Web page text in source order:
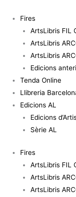
contingut
Fires
ArtsLibris FIL
ArtsLibris
ArtsLibris
Edicions
Tenda Online
Llibreria
Edicions AL
Edicions
Sèrie AL
Fires
ArtsLibris FIL
ArtsLibris
ArtsLibris
Antigua